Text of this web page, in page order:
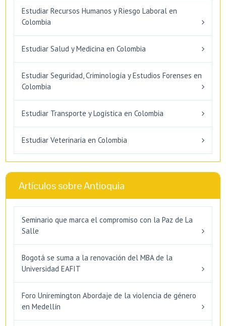
Estudiar Recursos Humanos y Riesgo Laboral en
Colombia
Estudiar Salud y Medicina en Colombia
Estudiar Seguridad, Criminología y Estudios Forenses en
Colombia
Estudiar Transporte y Logística en Colombia
Estudiar Veterinaria en Colombia
Artículos sobre Antioquia
Seminario que marca el compromiso con la Paz de La
Salle
Bogotá se suma a la renovación del MBA de la
Universidad EAFIT
Foro Uniremington Abordaje de la violencia de género
en Medellín